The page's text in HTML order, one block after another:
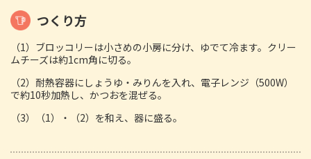
つくり方
（1）ブロッコリーは小さめの小房に分け、ゆでて冷ます。クリー
ムチーズは約1cm角に切る。
（2）耐熱容器にしょうゆ・みりんを入れ、電子レンジ（500W）
で約10秒加熱し、かつおを混ぜる。
（3）（1）・（2）を和え、器に盛る。